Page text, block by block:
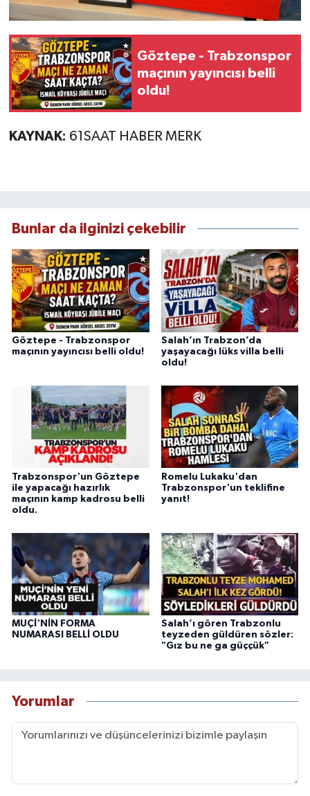
Göztepe - Trabzonspor
maçının yayıncısı belli
oldu!
KAYNAK: 61SAAT HABER MERK
Bunlar da ilginizi çekebilir
Göztepe - Trabzonspor
maçının yayıncısı belli oldu!
Salah’ın Trabzon’da
yaşayacağı lüks villa belli
oldu!
Trabzonspor'un Göztepe
ile yapacağı hazırlık
maçının kamp kadrosu belli
oldu.
Romelu Lukaku'dan
Trabzonspor'un teklifine
yanıt!
MUÇİ'NİN FORMA
NUMARASI BELLİ OLDU
Salah’ı gören Trabzonlu
teyzeden güldüren sözler:
"Gız bu ne ga güççük"
Yorumlar